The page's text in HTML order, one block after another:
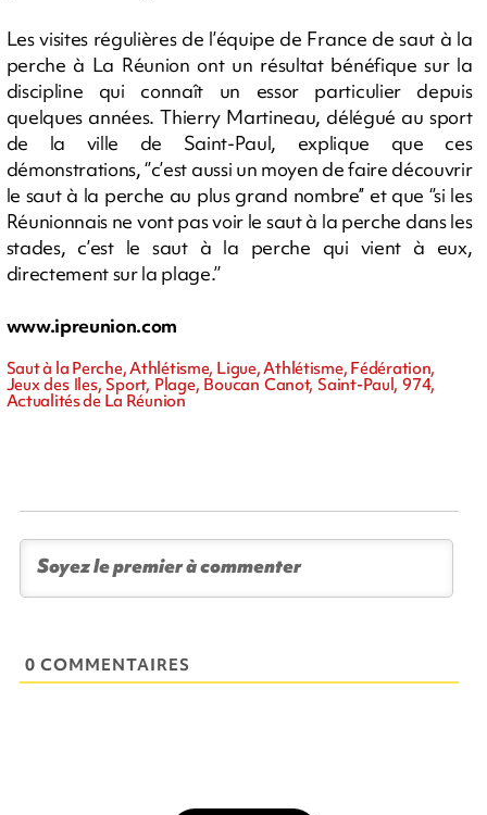
Les visites régulières de l’équipe de France de saut à la
perche à La Réunion ont un résultat bénéfique sur la
discipline qui connaît un essor particulier depuis
quelques années. Thierry Martineau, délégué au sport
de la ville de Saint-Paul, explique que ces
démonstrations, ‘’c’est aussi un moyen de faire découvrir
le saut à la perche au plus grand nombre’’ et que ‘’si les
Réunionnais ne vont pas voir le saut à la perche dans les
stades, c’est le saut à la perche qui vient à eux,
directement sur la plage.’’
www.ipreunion.com
Saut à la Perche, Athlétisme, Ligue, Athlétisme, Fédération,
Jeux des Iles, Sport, Plage, Boucan Canot, Saint-Paul, 974,
Actualités de La Réunion
0 COMMENTAIRES